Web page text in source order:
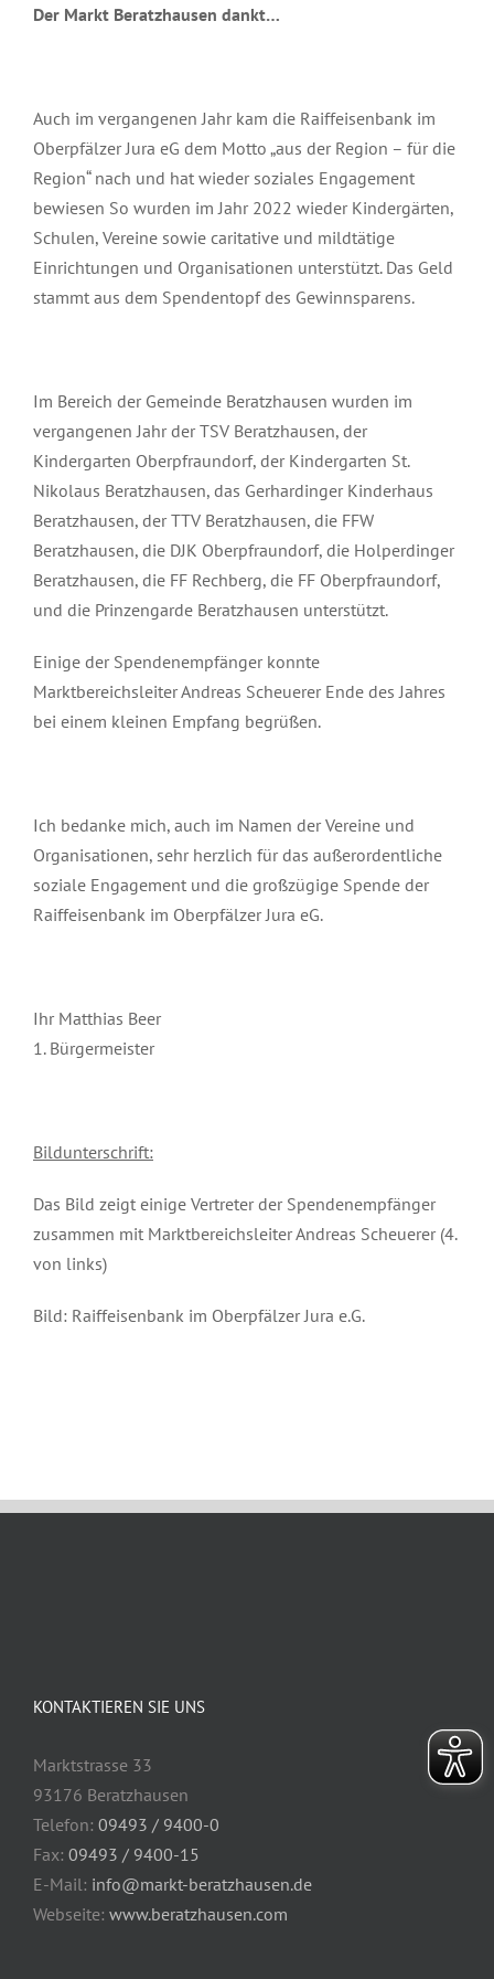
Der Markt Beratzhausen dankt…
Auch im vergangenen Jahr kam die Raiffeisenbank im
Oberpfälzer Jura eG dem Motto „aus der Region – für die
Region“ nach und hat wieder soziales Engagement
bewiesen So wurden im Jahr 2022 wieder Kindergärten,
Schulen, Vereine sowie caritative und mildtätige
Einrichtungen und Organisationen unterstützt. Das Geld
stammt aus dem Spendentopf des Gewinnsparens.
Im Bereich der Gemeinde Beratzhausen wurden im
vergangenen Jahr der TSV Beratzhausen, der
Kindergarten Oberpfraundorf, der Kindergarten St.
Nikolaus Beratzhausen, das Gerhardinger Kinderhaus
Beratzhausen, der TTV Beratzhausen, die FFW
Beratzhausen, die DJK Oberpfraundorf, die Holperdinger
Beratzhausen, die FF Rechberg, die FF Oberpfraundorf,
und die Prinzengarde Beratzhausen unterstützt.
Einige der Spendenempfänger konnte
Marktbereichsleiter Andreas Scheuerer Ende des Jahres
bei einem kleinen Empfang begrüßen.
Ich bedanke mich, auch im Namen der Vereine und
Organisationen, sehr herzlich für das außerordentliche
soziale Engagement und die großzügige Spende der
Raiffeisenbank im Oberpfälzer Jura eG.
Ihr Matthias Beer
1. Bürgermeister
Bildunterschrift:
Das Bild zeigt einige Vertreter der Spendenempfänger
zusammen mit Marktbereichsleiter Andreas Scheuerer (4.
von links)
Bild: Raiffeisenbank im Oberpfälzer Jura e.G.
KONTAKTIEREN SIE UNS
Marktstrasse 33
93176 Beratzhausen
Telefon: 09493 / 9400-0
Fax: 09493 / 9400-15
E-Mail: info@markt-beratzhausen.de
Webseite: www.beratzhausen.com